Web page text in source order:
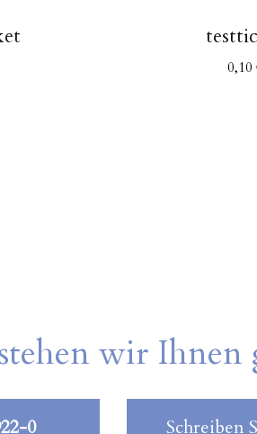
0,10
wir
0 Schreiben